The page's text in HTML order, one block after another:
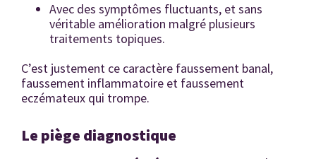
Avec des symptômes fluctuants, et sans
véritable amélioration malgré plusieurs
traitements topiques.
C’est justement ce caractère faussement banal,
faussement inflammatoire et faussement
eczémateux qui trompe.
Le piège diagnostique